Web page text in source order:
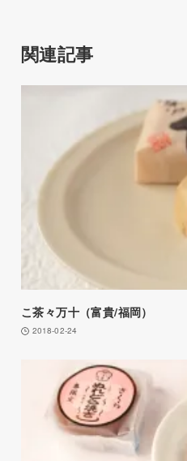
関連記事
こ茶々万十（富貴/福岡）
2018-02-24